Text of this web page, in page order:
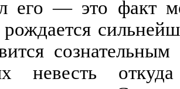
его — это факт
рождается
невесть